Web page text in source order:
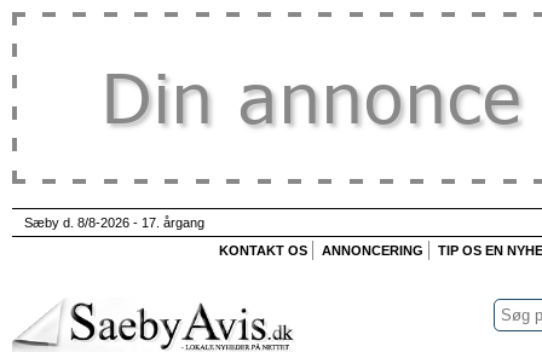
Sæby d. 8/8-2026 - 17. årgang
KONTAKT OS
ANNONCERING TIP OS EN